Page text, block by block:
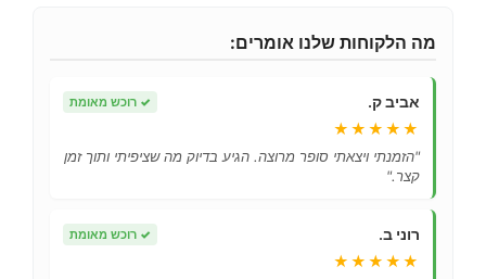
מה הלקוחות שלנו אומרים:
אביב ק. ✓ רוכש מאומת
★★★★★
"הזמנתי ויצאתי סופר מרוצה. הגיע בדיוק מה שציפיתי ותוך זמן
קצר."
רוני ב. ✓ רוכש מאומת
★★★★★